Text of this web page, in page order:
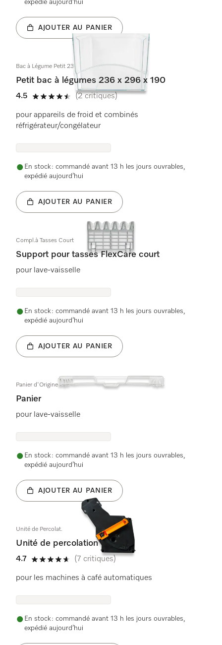
expédié aujourd’hui
AJOUTER AU PANIER
Bac à Légume Petit 236x296x190
Petit bac à légumes 236 x 296 x 190
4.5
4.5 étoiles sur 5
(2 critiques)
pour appareils de froid et combinés
réfrigérateur/congélateur
En stock : commandé avant 13 h les jours ouvrables,
expédié aujourd’hui
AJOUTER AU PANIER
Compl.à Tasses Court
Support pour tasses FlexCare court
pour lave-vaisselle
En stock : commandé avant 13 h les jours ouvrables,
expédié aujourd’hui
AJOUTER AU PANIER
Panier d'Origine
Panier
pour lave-vaisselle
En stock : commandé avant 13 h les jours ouvrables,
expédié aujourd’hui
AJOUTER AU PANIER
Unité de Percolat.
Unité de percolation
4.7
4.7 étoiles sur 5
(7 critiques)
pour les machines à café automatiques
En stock : commandé avant 13 h les jours ouvrables,
expédié aujourd’hui